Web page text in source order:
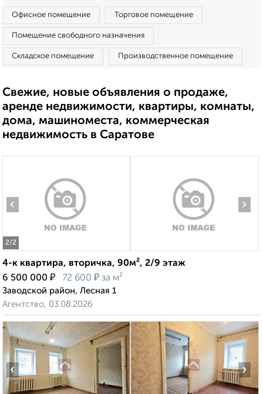
Офисное помещение Торговое помещение
Помещение свободного назначения
Складское помещение Производственное помещение
Свежие, новые объявления о продаже,
аренде недвижимости, квартиры, комнаты,
дома, машиноместа, коммерческая
недвижимость в Саратове
2/2
‹ ›
4-к квартира, вторичка, 90м², 2/9 этаж
6 500 000 ₽ 72 600 ₽ за м²
Заводской район, Лесная 1
Агентство, 03.08.2026
‹ ›